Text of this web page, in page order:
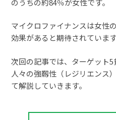
のうちの約84％が女性です。
マイクロファイナンスは女性
効果があると期待されています
次回の記事では、ターゲット
人々の強靱性（レジリエンス
て解説していきます。